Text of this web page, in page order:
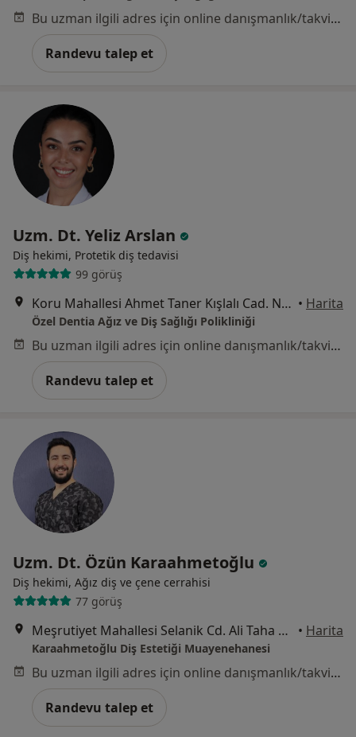
Bu uzman ilgili adres için online danışmanlık/takvim sunmuyor.
Randevu talep et
Uzm. Dt. Yeliz Arslan
Diş hekimi, Protetik diş tedavisi
99 görüş
Koru Mahallesi Ahmet Taner Kışlalı Cad. No: 4/L Çayyolu, Ankara • Harita
Özel Dentia Ağız ve Diş Sağlığı Polikliniği
Bu uzman ilgili adres için online danışmanlık/takvim sunmuyor.
Randevu talep et
Uzm. Dt. Özün Karaahmetoğlu
Diş hekimi, Ağız diş ve çene cerrahisi
77 görüş
Meşrutiyet Mahallesi Selanik Cd. Ali Taha Apt.No:52/15-16 Kızılay Ankara, Çankaya • Harita
Karaahmetoğlu Diş Estetiği Muayenehanesi
Bu uzman ilgili adres için online danışmanlık/takvim sunmuyor.
Randevu talep et